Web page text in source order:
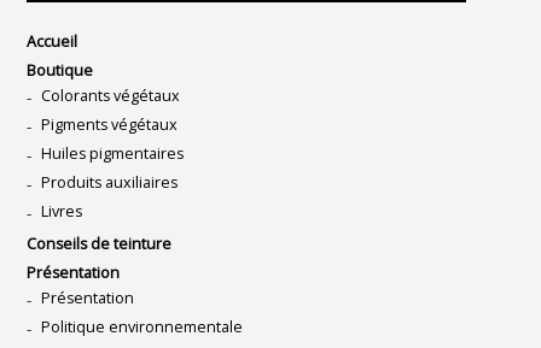
Accueil
Boutique
Colorants végétaux
Pigments végétaux
Huiles pigmentaires
Produits auxiliaires
Livres
Conseils de teinture
Présentation
Présentation
Politique environnementale